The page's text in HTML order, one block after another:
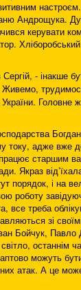
Андрощука.
керувати
- інакше
Головне ж
току, адже вже
старшим
Якраз
порядок, і на
роботу
все треба
зі
Бойчук, Павло
останнім
можуть бути
атак. А це